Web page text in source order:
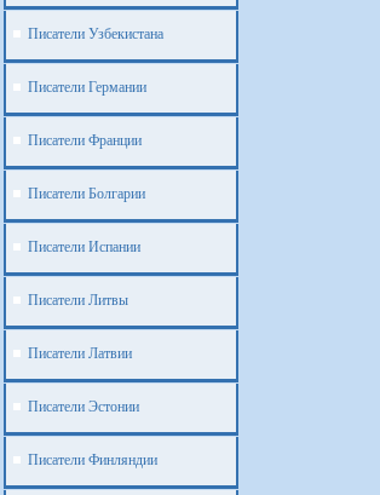
Писатели Узбекистана
Писатели Германии
Писатели Франции
Писатели Болгарии
Писатели Испании
Писатели Литвы
Писатели Латвии
Писатели Эстонии
Писатели Финляндии